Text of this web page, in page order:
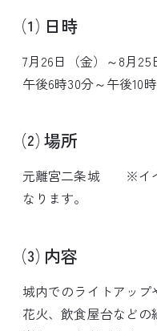
⑴ 日時
7月26日（金）～8月25
午後6時30分～午後10
⑵ 場所
元離宮二条城 ※イベ
なります。
⑶ 内容
城内でのライトアッ
花火、飲食屋台など